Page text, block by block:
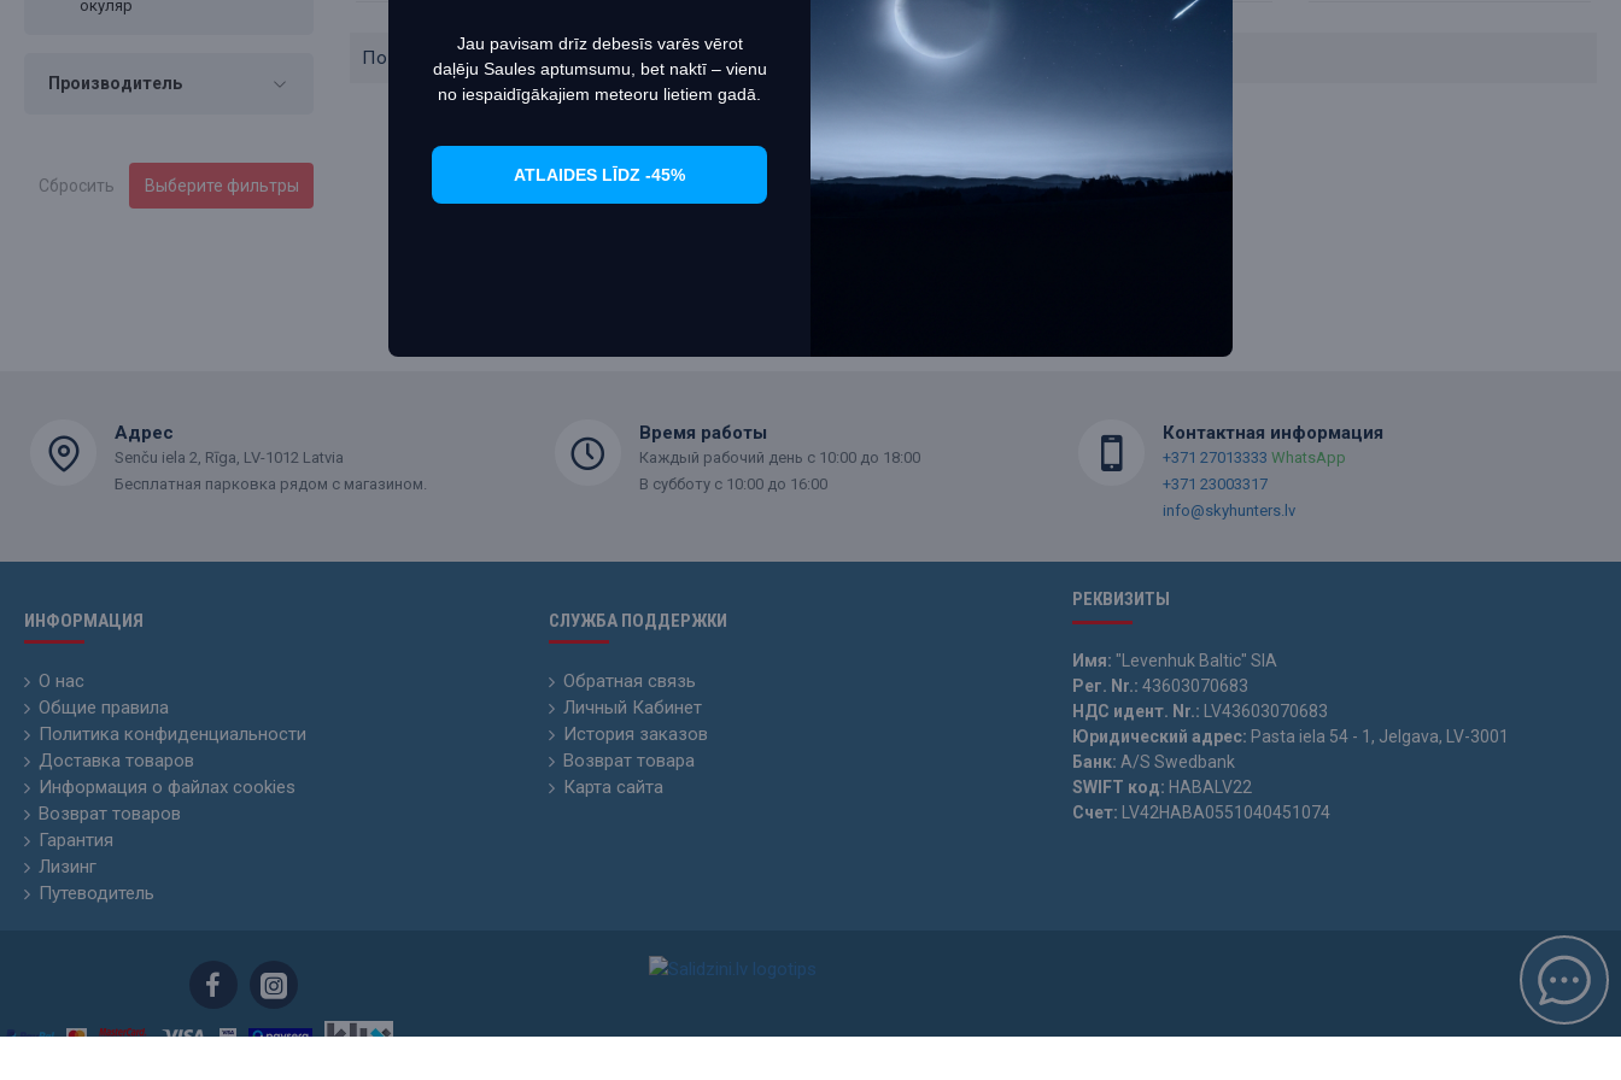
Настроить
окуляр
Производитель
Сбросить Выберите фильтры
Показано с 1 по 4 из 4 (всего 1 страниц)
Адрес
Senču iela 2, Rīga, LV-1012 Latvia
Бесплатная парковка рядом с магазином.
Время работы
Каждый рабочий день с 10:00 до 18:00
В субботу с 10:00 до 16:00
Контактная информация
+371 27013333 WhatsApp
+371 23003317
info@skyhunters.lv
ИНФОРМАЦИЯ
О нас
Общие правила
Политика конфиденциальности
Доставка товаров
Информация о файлах cookies
Возврат товаров
Гарантия
Лизинг
Путеводитель
СЛУЖБА ПОДДЕРЖКИ
Обратная связь
Личный Кабинет
История заказов
Возврат товара
Карта сайта
РЕКВИЗИТЫ
Имя: "Levenhuk Baltic" SIA
Рег. Nr.: 43603070683
НДС идент. Nr.: LV43603070683
Юридический адрес: Pasta iela 54 - 1, Jelgava, LV-3001
Банк: A/S Swedbank
SWIFT код: HABALV22
Счет: LV42HABA0551040451074
Jau pavisam drīz debesīs varēs vērot
daļēju Saules aptumsumu, bet naktī – vienu
no iespaidīgākajiem meteoru lietiem gadā.
ATLAIDES LĪDZ -45%